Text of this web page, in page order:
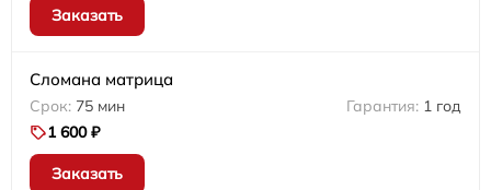
Заказать
Сломана матрица
75 мин
1 год
1 600 ₽
Заказать